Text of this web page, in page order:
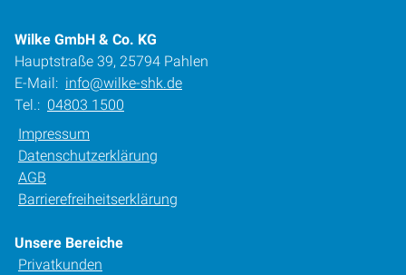
Wilke GmbH & Co. KG
Hauptstraße 39, 25794 Pahlen
E-Mail: info@wilke-shk.de
Tel.: 04803 1500
Impressum
Datenschutzerklärung
AGB
Barrierefreiheitserklärung
Unsere Bereiche
Privatkunden